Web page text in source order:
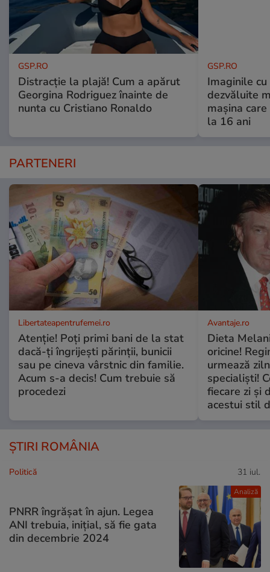
GSP.RO
Distracție la plajă! Cum a apărut
Georgina Rodriguez înainte de
nunta cu Cristiano Ronaldo
GSP.RO
Imaginile
dezvăluite
mașina
la 16 ani
PARTENERI
Libertateapentrufemei.ro
Atenție! Poți primi bani de la stat
dacă-ți îngrijești părinții, bunicii
sau pe cineva vârstnic din familie.
Acum s-a decis! Cum trebuie să
procedezi
Avantaje.ro
Dieta
oricine!
urmează
specialiști!
fiecare zi și
acestui stil
ȘTIRI ROMÂNIA
Analiză
Politică 31 iul.
PNRR îngrășat în ajun. Legea
ANI trebuia, inițial, să fie gata
din decembrie 2024